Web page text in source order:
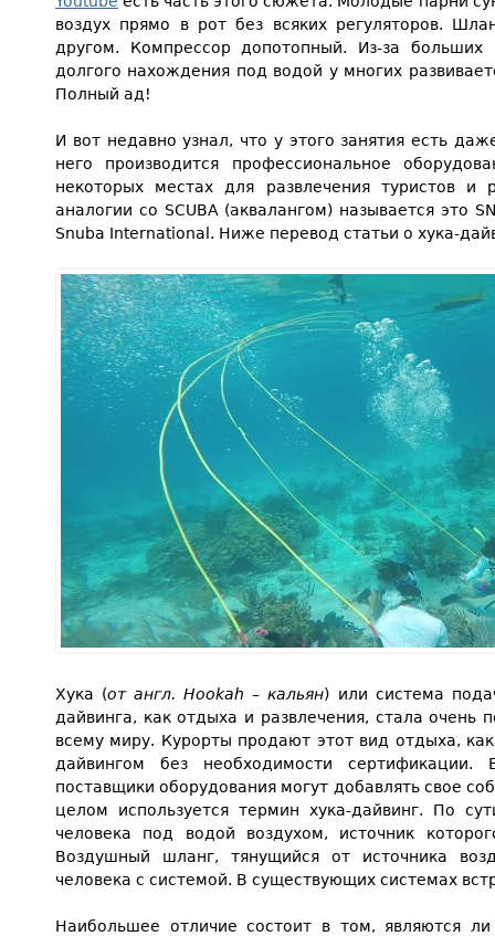
воздух прямо в рот без всяких регуляторов.
другом. Компрессор допотопный. Из-за больших
долгого нахождения под водой у многих
Полный ад!
И вот недавно узнал, что у этого занятия есть
него производится профессиональное
некоторых местах для развлечения туристов и
аналогии со SCUBA (аквалангом) называется это
Snuba International. Ниже перевод статьи о хука-
Хука (от англ.Hookah – кальян) или система
дайвинга, как отдыха и развлечения, стала очень
всему миру. Курорты продают этот вид отдыха,
дайвингом без необходимости
поставщики оборудования могут добавлять свое
целом используется термин хука-дайвинг. По
человека под водой воздухом, источник
Воздушный шланг, тянущийся от источника
человека с системой. В существующих системах
Наибольшее отличие состоит в том, являются